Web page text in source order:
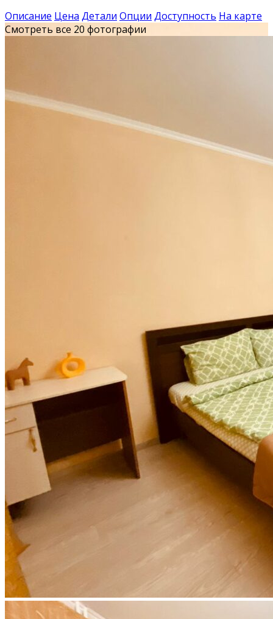
Описание Цена Детали Опции Доступность На карте
Смотреть все 20 фотографии